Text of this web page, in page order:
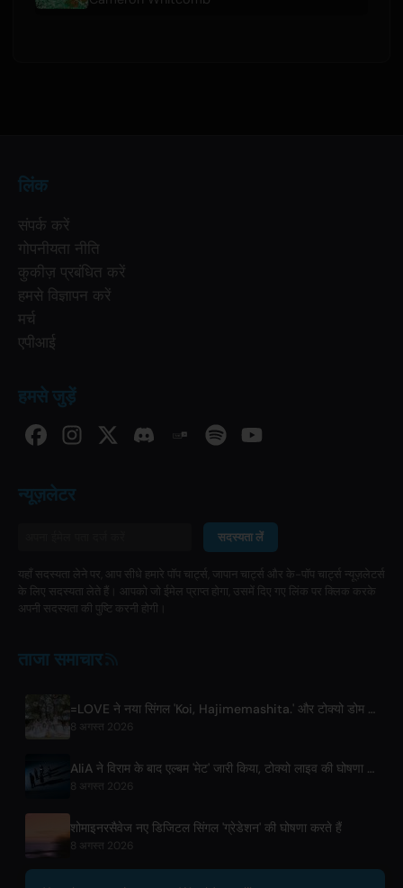
लिंक
संपर्क करें
गोपनीयता नीति
कुकीज़ प्रबंधित करें
हमसे विज्ञापन करें
मर्च
एपीआई
हमसे जुड़ें
न्यूज़लेटर
सदस्यता लें
यहाँ सदस्यता लेने पर, आप सीधे हमारे पॉप चार्ट्स, जापान चार्ट्स और के-पॉप चार्ट्स न्यूज़लेटर्स
के लिए सदस्यता लेते हैं। आपको जो ईमेल प्राप्त होगा, उसमें दिए गए लिंक पर क्लिक करके
अपनी सदस्यता की पुष्टि करनी होगी।
ताजा समाचार
=LOVE ने नया सिंगल 'Koi, Hajimemashita.' और टोक्यो डोम कॉन्सर्ट्स की घोषणा की
8 अगस्त 2026
AliA ने विराम के बाद एल्बम 'मेट' जारी किया, टोक्यो लाइव की घोषणा की
8 अगस्त 2026
शोमाइनरसैवेज नए डिजिटल सिंगल 'ग्रेडेशन' की घोषणा करते हैं
8 अगस्त 2026